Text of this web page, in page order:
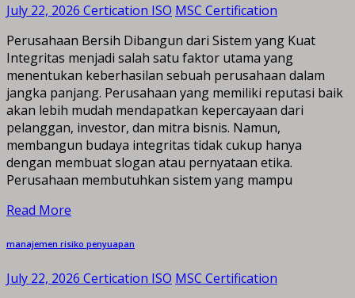
July 22, 2026 Certication ISO MSC Certification
Perusahaan Bersih Dibangun dari Sistem yang Kuat
Integritas menjadi salah satu faktor utama yang
menentukan keberhasilan sebuah perusahaan dalam
jangka panjang. Perusahaan yang memiliki reputasi baik
akan lebih mudah mendapatkan kepercayaan dari
pelanggan, investor, dan mitra bisnis. Namun,
membangun budaya integritas tidak cukup hanya
dengan membuat slogan atau pernyataan etika.
Perusahaan membutuhkan sistem yang mampu
Read More
manajemen risiko penyuapan
July 22, 2026 Certication ISO MSC Certification